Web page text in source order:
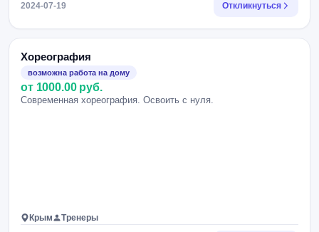
2024-07-19 Откликнуться
Хореография
возможна работа на дому
от 1000.00 руб.
Современная хореография. Освоить с нуля.
Крым Тренеры